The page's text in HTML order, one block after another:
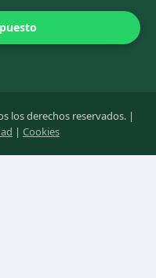
los derechos reservados. |
| Cookies